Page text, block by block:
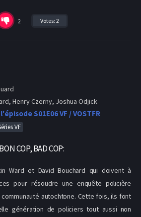
2 Votes: 2
Henry Czerny, Joshua Odjick
S01E06 VF / VOSTFR
VF
BON COP, BAD COP:
Ward et David Bouchard qui doivent à
pour résoudre une enquête policière
autochtone. Cette fois, ils font
génération de policiers tout aussi non